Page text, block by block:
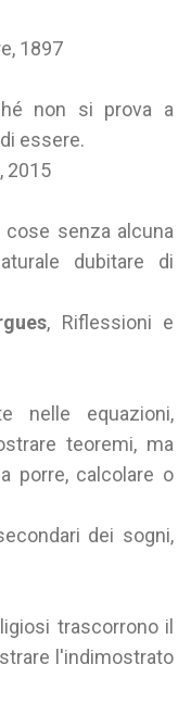
1897
non si prova a
essere.
2015
senza alcuna
dubitare di
, Riflessioni e
nelle equazioni,
teoremi, ma
porre, calcolare o
dei sogni,
trascorrono il
l'indimostrato